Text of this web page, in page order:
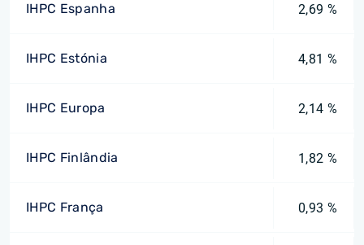
IHPC Espanha 2,69 %
IHPC Estónia 4,81 %
IHPC Europa 2,14 %
IHPC Finlândia 1,82 %
IHPC França 0,93 %